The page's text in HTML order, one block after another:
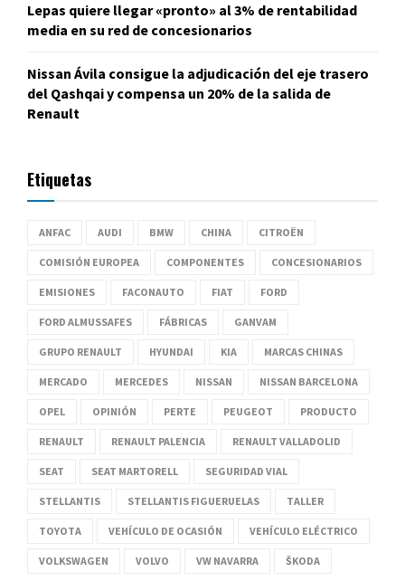
Lepas quiere llegar «pronto» al 3% de rentabilidad
media en su red de concesionarios
Nissan Ávila consigue la adjudicación del eje trasero
del Qashqai y compensa un 20% de la salida de
Renault
Etiquetas
ANFAC AUDI BMW CHINA CITROËN
COMISIÓN EUROPEA COMPONENTES CONCESIONARIOS
EMISIONES FACONAUTO FIAT FORD
FORD ALMUSSAFES FÁBRICAS GANVAM
GRUPO RENAULT HYUNDAI KIA MARCAS CHINAS
MERCADO MERCEDES NISSAN NISSAN BARCELONA
OPEL OPINIÓN PERTE PEUGEOT PRODUCTO
RENAULT RENAULT PALENCIA RENAULT VALLADOLID
SEAT SEAT MARTORELL SEGURIDAD VIAL
STELLANTIS STELLANTIS FIGUERUELAS TALLER
TOYOTA VEHÍCULO DE OCASIÓN VEHÍCULO ELÉCTRICO
VOLKSWAGEN VOLVO VW NAVARRA ŠKODA